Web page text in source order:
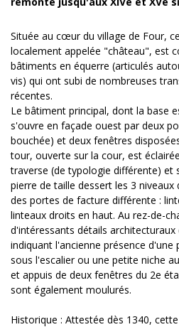
Située au cœur du village de Four,
localement appelée "château", est
bâtiments en équerre (articulés
vis) qui ont subi de nombreuses
récentes.
Le bâtiment principal, dont la base
s'ouvre en façade ouest par deux
bouchée) et deux fenêtres
tour, ouverte sur la cour, est
traverse (de typologie différente) et
pierre de taille dessert les 3
des portes de facture différente :
linteaux droits en haut. Au rez-de-
d'intéressants détails
indiquant l'ancienne présence d'une
sous l'escalier ou une petite niche
et appuis de deux fenêtres du 2e
sont également moulurés.
Historique : Attestée dès 1340,